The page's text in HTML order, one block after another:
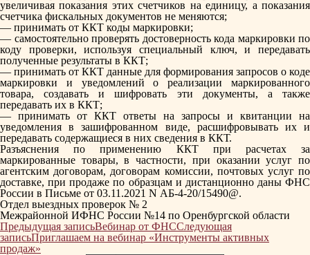
увеличивая показания этих счетчиков на единицу, а показания
счетчика фискальных документов не меняются;
— принимать от ККТ коды маркировки;
— самостоятельно проверять достоверность кода маркировки по
коду проверки, используя специальный ключ, и передавать
полученные результаты в ККТ;
— принимать от ККТ данные для формирования запросов о коде
маркировки и уведомлений о реализации маркированного
товара, создавать и шифровать эти документы, а также
передавать их в ККТ;
— принимать от ККТ ответы на запросы и квитанции на
уведомления в зашифрованном виде, расшифровывать их и
передавать содержащиеся в них сведения в ККТ.
Разъяснения по применению ККТ при расчетах за
маркированные товары, в частности, при оказании услуг по
агентским договорам, договорам комиссии, почтовых услуг по
доставке, при продаже по образцам и дистанционно даны ФНС
России в Письме от 03.11.2021 N АБ-4-20/15490@.
Отдел выездных проверок № 2
Межрайонной ИФНС России №14 по Оренбургской области
Навигация
по
записям
Предыдущая записьВебинар от ФНССледующая
записьПриглашаем на вебинар «Инструменты активных
продаж»